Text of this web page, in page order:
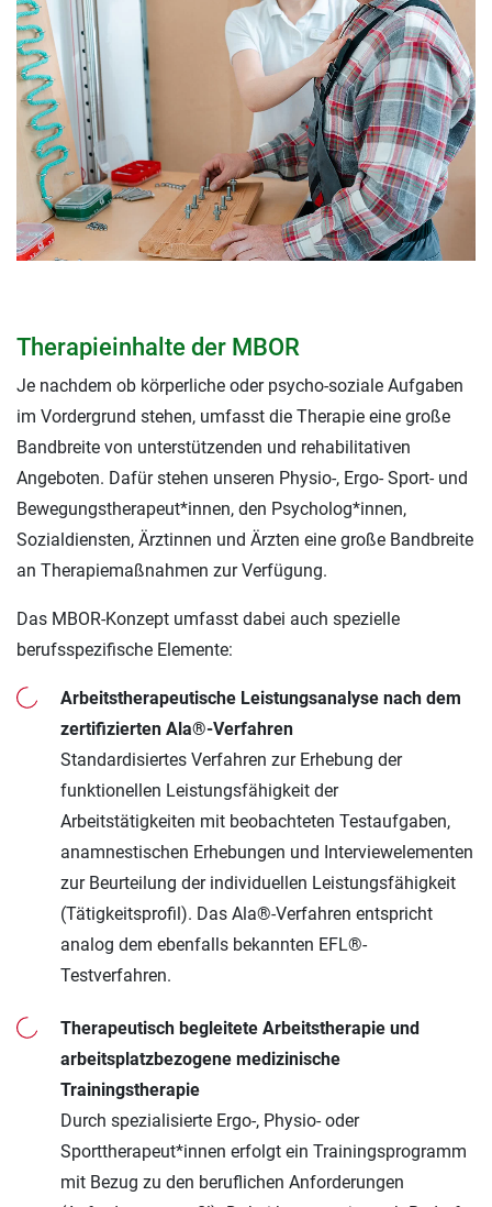
Therapieinhalte der MBOR
Je nachdem ob körperliche oder psycho-soziale Aufgaben
im Vordergrund stehen, umfasst die Therapie eine große
Bandbreite von unterstützenden und rehabilitativen
Angeboten. Dafür stehen unseren Physio-, Ergo- Sport- und
Bewegungstherapeut*innen, den Psycholog*innen,
Sozialdiensten, Ärztinnen und Ärzten eine große Bandbreite
an Therapiemaßnahmen zur Verfügung.
Das MBOR-Konzept umfasst dabei auch spezielle
berufsspezifische Elemente:
Arbeitstherapeutische Leistungsanalyse nach dem
zertifizierten Ala®-Verfahren
Standardisiertes Verfahren zur Erhebung der
funktionellen Leistungsfähigkeit der
Arbeitstätigkeiten mit beobachteten Testaufgaben,
anamnestischen Erhebungen und Interviewelementen
zur Beurteilung der individuellen Leistungsfähigkeit
(Tätigkeitsprofil). Das Ala®-Verfahren entspricht
analog dem ebenfalls bekannten EFL®-
Testverfahren.
Therapeutisch begleitete Arbeitstherapie und
arbeitsplatzbezogene medizinische
Trainingstherapie
Durch spezialisierte Ergo-, Physio- oder
Sporttherapeut*innen erfolgt ein Trainingsprogramm
mit Bezug zu den beruflichen Anforderungen